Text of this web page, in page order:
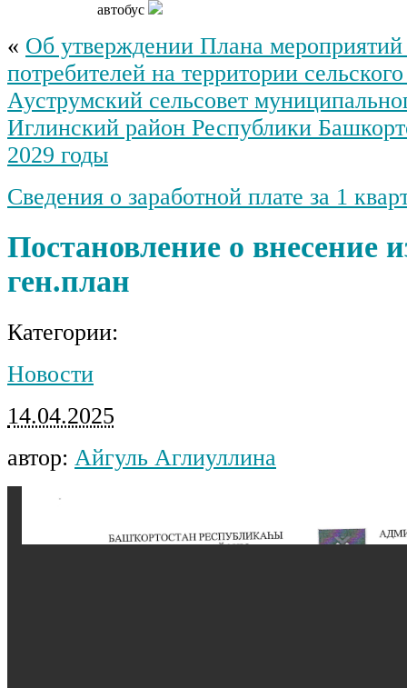
автобус
« Об утверждении Плана
потребителей на территории
Ауструмский сельсовет
Иглинский район Республики
2029 годы
Сведения о заработной плате за 1
Постановление о внесение
ген.план
Категории:
Новости
14.04.2025
автор: Айгуль Аглиуллина